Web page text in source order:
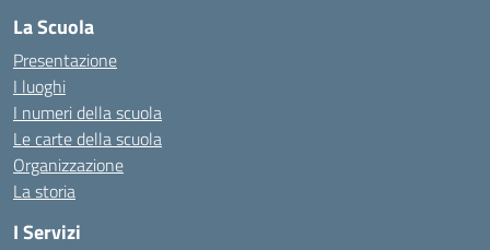
La Scuola
Presentazione
I luoghi
I numeri della scuola
Le carte della scuola
Organizzazione
La storia
I Servizi